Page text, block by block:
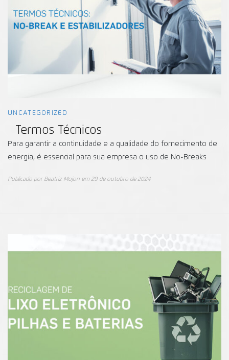
UNCATEGORIZED
Termos Técnicos
Para garantir a continuidade e a qualidade do fornecimento de
energia, é essencial para sua empresa o uso de No-Breaks
Publicado por Beatriz Mojon em 29 de outubro de 2024